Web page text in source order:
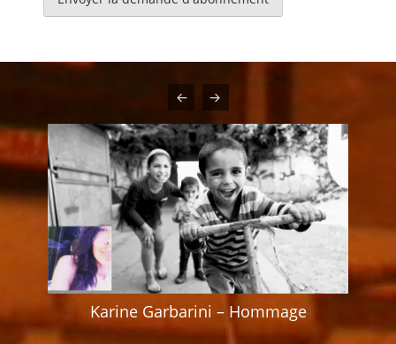
Karine Garbarini – Hommage